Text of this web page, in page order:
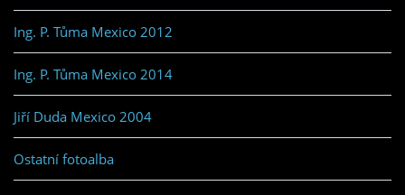
Ing. P. Tůma Mexico 2012
Ing. P. Tůma Mexico 2014
Jiří Duda Mexico 2004
Ostatní fotoalba